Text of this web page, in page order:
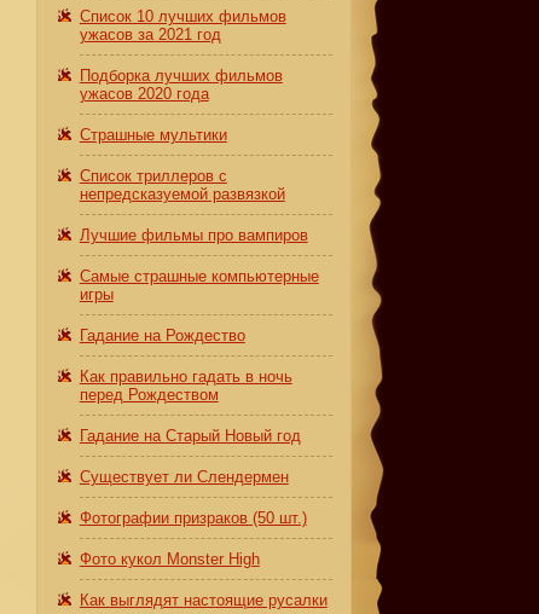
Список 10 лучших фильмов
ужасов за 2021 год
Подборка лучших фильмов
ужасов 2020 года
Страшные мультики
Список триллеров с
непредсказуемой развязкой
Лучшие фильмы про вампиров
Самые страшные компьютерные
игры
Гадание на Рождество
Как правильно гадать в ночь
перед Рождеством
Гадание на Старый Новый год
Существует ли Слендермен
Фотографии призраков (50 шт.)
Фото кукол Monster High
Как выглядят настоящие русалки